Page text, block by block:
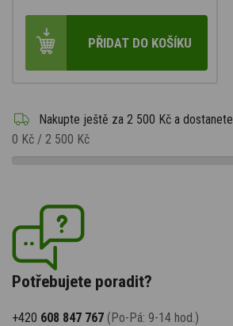
PŘIDAT DO KOŠÍKU
Nakupte ještě za 2 500 Kč a dostanete
0 Kč / 2 500 Kč
Potřebujete poradit?
+420 608 847 767 (Po-Pá: 9-14 hod.)